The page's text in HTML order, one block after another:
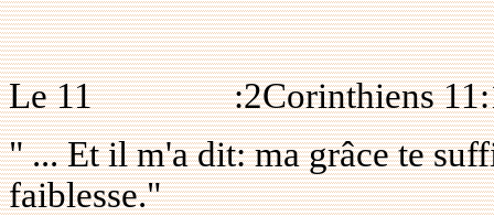
Le 11
:2Corinthiens
" ... Et il m'a dit: ma grâce te
faiblesse."